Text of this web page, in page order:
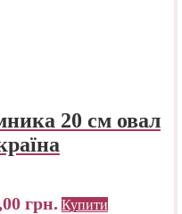
20 см овал
грн. Купити